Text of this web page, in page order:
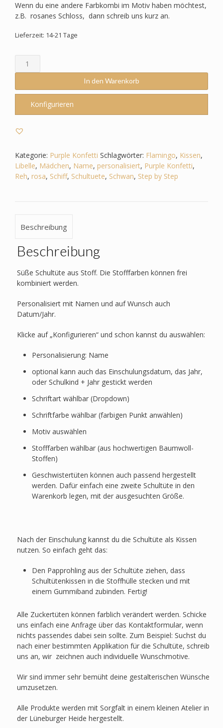
Wenn du eine andere Farbkombi im Motiv haben möchtest,
z.B. rosanes Schloss, dann schreib uns kurz an.
Lieferzeit: 14-21 Tage
Schultüte
passend
Step
Step
Purple
-
Schwan_Libelle_Flamingo_Reh
etc.
In den Warenkorb
Konfigurieren
Kategorie: Purple Konfetti Schlagwörter: Flamingo, Kissen,
Libelle, Mädchen, Name, personalisiert, Purple Konfetti,
Reh, rosa, Schiff, Schultuete, Schwan, Step by Step
Beschreibung
Beschreibung
Süße Schultüte aus Stoff. Die Stofffarben können frei
kombiniert werden.
Personalisiert mit Namen und auf Wunsch auch
Datum/Jahr.
Klicke auf „Konfigurieren“ und schon kannst du auswählen:
Personalisierung: Name
optional kann auch das Einschulungsdatum, das Jahr,
oder Schulkind + Jahr gestickt werden
Schriftart wählbar (Dropdown)
Schriftfarbe wählbar (farbigen Punkt anwählen)
Motiv auswählen
Stofffarben wählbar (aus hochwertigen Baumwoll-
Stoffen)
Geschwistertüten können auch passend hergestellt
werden. Dafür einfach eine zweite Schultüte in den
Warenkorb legen, mit der ausgesuchten Größe.
Nach der Einschulung kannst du die Schultüte als Kissen
nutzen. So einfach geht das:
Den Papprohling aus der Schultüte ziehen, dass
Schultütenkissen in die Stoffhülle stecken und mit
einem Gummiband zubinden. Fertig!
Alle Zuckertüten können farblich verändert werden. Schicke
uns einfach eine Anfrage über das Kontaktformular, wenn
nichts passendes dabei sein sollte. Zum Beispiel: Suchst du
nach einer bestimmten Applikation für die Schultüte, schreib
uns an, wir zeichnen auch individuelle Wunschmotive.
Wir sind immer sehr bemüht deine gestalterischen Wünsche
umzusetzen.
Alle Produkte werden mit Sorgfalt in einem kleinen Atelier in
der Lüneburger Heide hergestellt.